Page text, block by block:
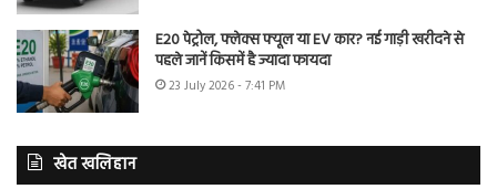
E20 पेट्रोल, फ्लेक्स फ्यूल या EV कार? नई गाड़ी खरीदने से
पहले जानें किसमें है ज्यादा फायदा
23 July 2026 - 7:41 PM
खेत खलिहान